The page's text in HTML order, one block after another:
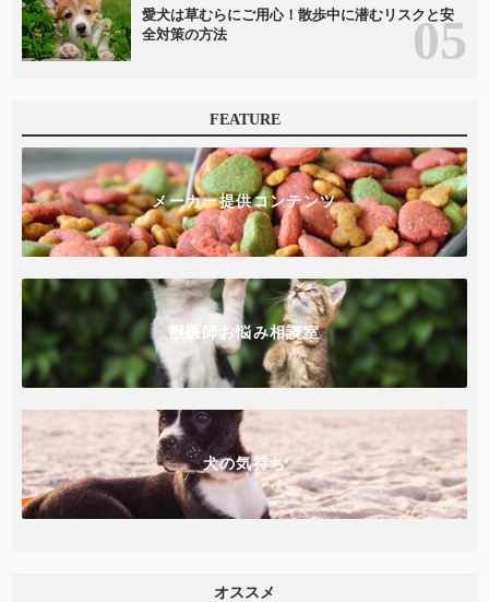
愛犬は草むらにご用心！散歩中に潜むリスクと安
全対策の方法
FEATURE
メーカー提供コンテンツ
獣医師お悩み相談室
犬の気持ち
オススメ